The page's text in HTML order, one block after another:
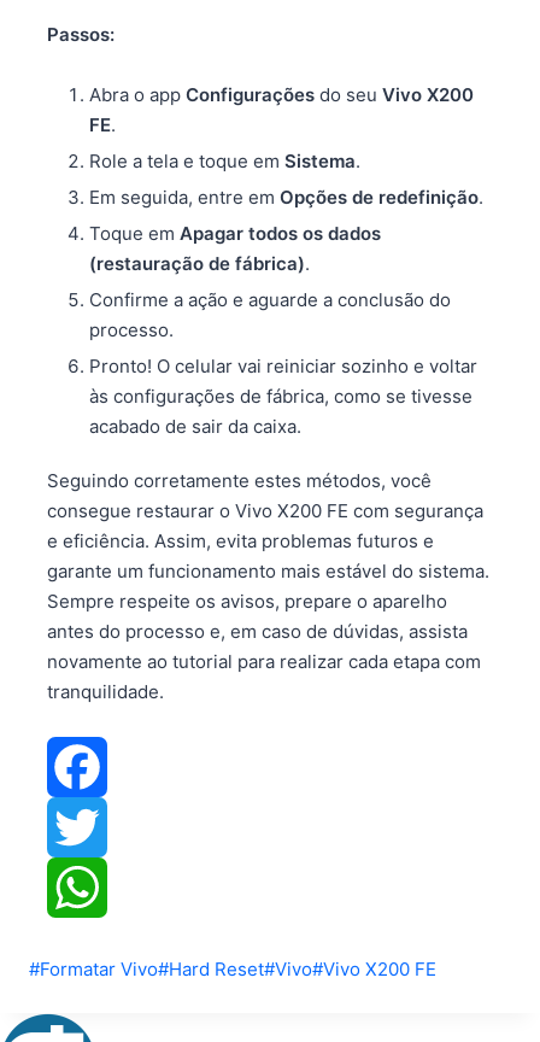
Passos:
Abra o app Configurações do seu Vivo X200
FE.
Role a tela e toque em Sistema.
Em seguida, entre em Opções de redefinição.
Toque em Apagar todos os dados
(restauração de fábrica).
Confirme a ação e aguarde a conclusão do
processo.
Pronto! O celular vai reiniciar sozinho e voltar
às configurações de fábrica, como se tivesse
acabado de sair da caixa.
Seguindo corretamente estes métodos, você
consegue restaurar o Vivo X200 FE com segurança
e eficiência. Assim, evita problemas futuros e
garante um funcionamento mais estável do sistema.
Sempre respeite os avisos, prepare o aparelho
antes do processo e, em caso de dúvidas, assista
novamente ao tutorial para realizar cada etapa com
tranquilidade.
Facebook
Twitter
Tags
Post:
#Formatar Vivo#Hard Reset#Vivo#Vivo X200 FE